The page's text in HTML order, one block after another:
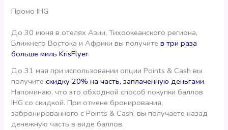
Промо IHG
До 30 июня в отелях Азии, Тихоокеанского региона,
Ближнего Востока и Африки вы получитев три раза
больше миль KrisFlyer.
До 31 мая при использовании опции Points & Cash вы
получитескидку 20% на часть, заплаченную деньгами.
Напоминаю, что это обходной способ покупки баллов
IHG со скидкой. При отмене бронирования,
забронированного с Points & Cash, вы получаете назад
денежную часть в виде баллов.